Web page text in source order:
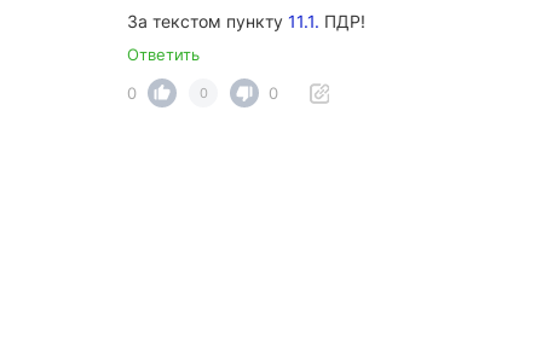
За текстом пункту 11.1. ПДР!
Ответить
0
0 0